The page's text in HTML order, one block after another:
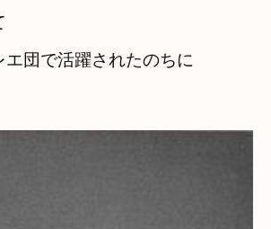
エ団で活躍されたのちに